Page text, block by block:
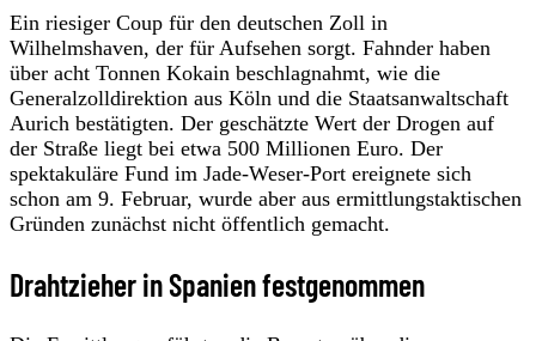
Ein riesiger Coup für den deutschen Zoll in
Wilhelmshaven, der für Aufsehen sorgt. Fahnder haben
über acht Tonnen Kokain beschlagnahmt, wie die
Generalzolldirektion aus Köln und die Staatsanwaltschaft
Aurich bestätigten. Der geschätzte Wert der Drogen auf
der Straße liegt bei etwa 500 Millionen Euro. Der
spektakuläre Fund im Jade-Weser-Port ereignete sich
schon am 9. Februar, wurde aber aus ermittlungstaktischen
Gründen zunächst nicht öffentlich gemacht.
Drahtzieher in Spanien festgenommen